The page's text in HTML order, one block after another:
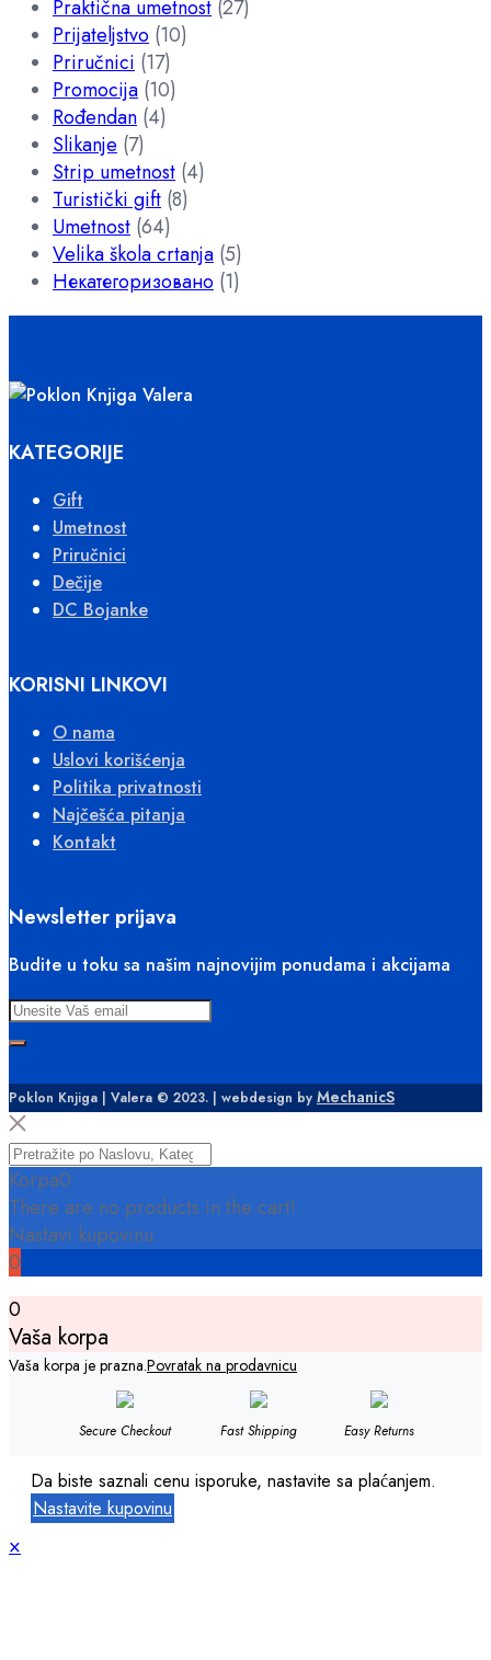
Praktična umetnost (27)
Prijateljstvo (10)
Priručnici (17)
Promocija (10)
Rođendan (4)
Slikanje (7)
Strip umetnost (4)
Turistički gift (8)
Umetnost (64)
Velika škola crtanja (5)
Некатегоризовано (1)
KATEGORIJE
Gift
Umetnost
Priručnici
Dečije
DC Bojanke
KORISNI LINKOVI
O nama
Uslovi korišćenja
Politika privatnosti
Najčešća pitanja
Kontakt
Newsletter prijava
Budite u toku sa našim najnovijim ponudama i akcijama
Poklon Knjiga | Valera © 2023. | webdesign by MechanicS
Korpa0
There are no products in the cart!
Nastavi kupovinu
0
0
Vaša korpa
Vaša korpa je prazna.Povratak na prodavnicu
Secure Checkout Fast Shipping Easy Returns
Da biste saznali cenu isporuke, nastavite sa plaćanjem.
Nastavite kupovinu
×